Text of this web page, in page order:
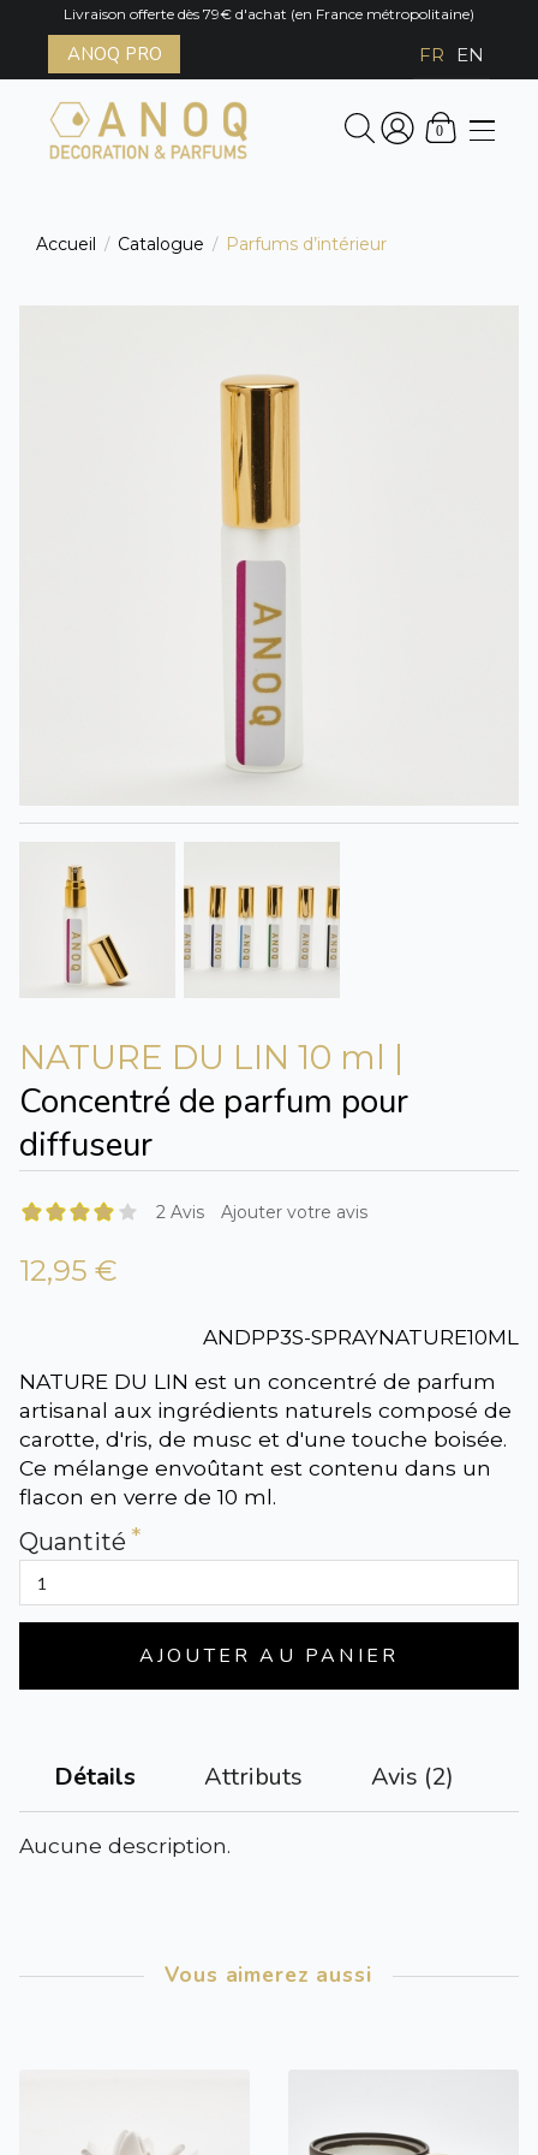
Livraison offerte dès 79€ d'achat (en France métropolitaine)
ANOQ PRO FR EN
0
Accueil / Catalogue / Parfums d’intérieur
NATURE DU LIN 10 ml |
Concentré de parfum pour
diffuseur
2 Avis Ajouter votre avis
12,95 €
ANDPP3S-SPRAYNATURE10ML
NATURE DU LIN est un concentré de parfum
artisanal aux ingrédients naturels composé de
carotte, d'ris, de musc et d'une touche boisée.
Ce mélange envoûtant est contenu dans un
flacon en verre de 10 ml.
Quantité
AJOUTER AU PANIER
Détails Attributs Avis (2)
Aucune description.
Vous aimerez aussi